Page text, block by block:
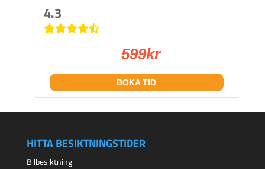
4.3
599kr
BOKA TID
HITTA BESIKTNINGSTIDER
Bilbesiktning